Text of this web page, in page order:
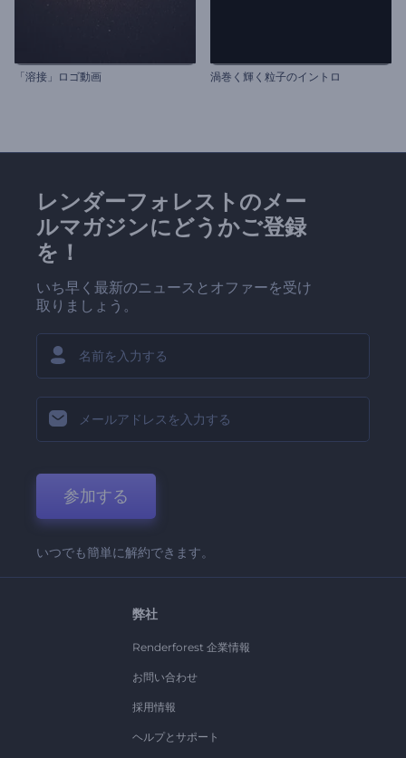
「溶接」ロゴ動画 渦巻く輝く粒子のイントロ
レンダーフォレストのメー
ルマガジンにどうかご登録
を！
いち早く最新のニュースとオファーを受け
取りましょう。
参加する
いつでも簡単に解約できます。
弊社
Renderforest 企業情報
お問い合わせ
採用情報
ヘルプとサポート